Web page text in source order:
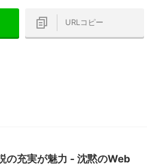
URLコピー
の充実が魅力 - 沈黙のWeb